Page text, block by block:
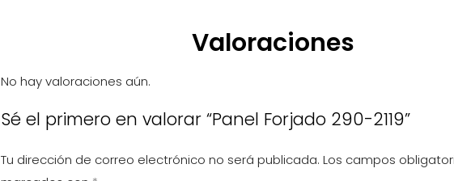
Valoraciones
No hay valoraciones aún.
Sé el primero en valorar “Panel Forjado 290-2119”
Tu dirección de correo electrónico no será publicada. Los campos